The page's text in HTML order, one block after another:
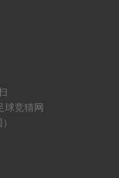
球竞猜网